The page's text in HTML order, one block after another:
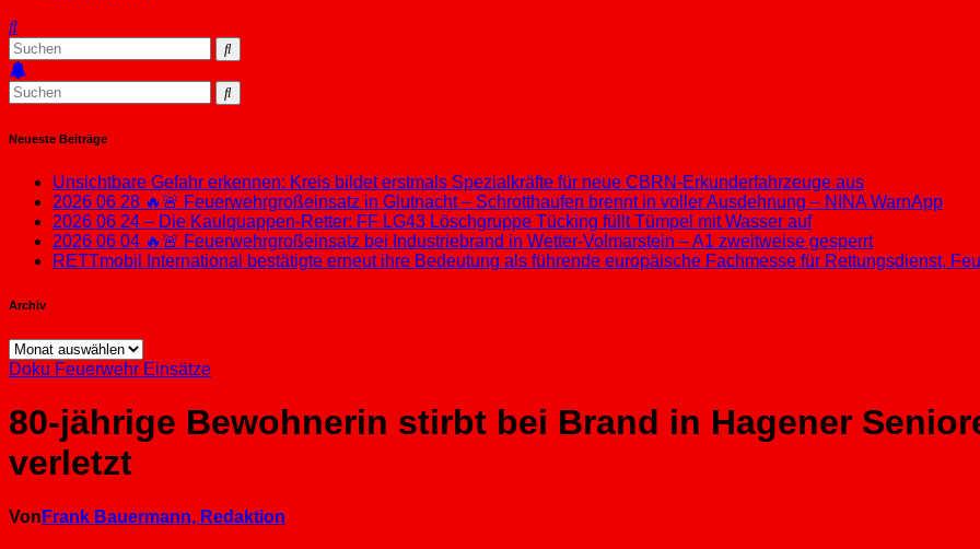
Neueste Beiträge
Unsichtbare Gefahr erkennen: Kreis bildet erstmals Spezialkräfte für neue CBRN-Erkunderfahrzeuge aus
2026 06 28 🔥🚨 Feuerwehrgroßeinsatz in Glutnacht – Schrotthaufen brennt in voller Ausdehnung – NINA WarnApp
2026 06 24 – Die Kaulquappen-Retter: FF LG43 Löschgruppe Tücking füllt Tümpel mit Wasser auf
2026 06 04 🔥🚨 Feuerwehrgroßeinsatz bei Industriebrand in Wetter-Volmarstein – A1 zweitweise gesperrt
RETTmobil International bestätigte erneut ihre Bedeutung als führende europäische Fachmesse für Rettungsdienst,
Archiv
Archiv
Doku Feuerwehr Einsätze
80-jährige Bewohnerin stirbt bei Brand in Hagener
verletzt
Von Frank Bauermann, Redaktion